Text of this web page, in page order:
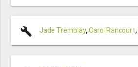
build Jade Tremblay,Carol Rancourt,